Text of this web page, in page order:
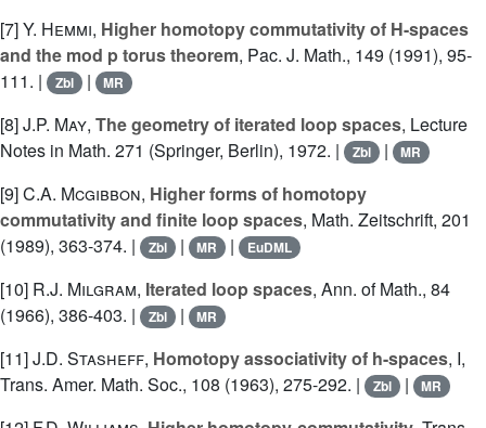
[7]Y. Hemmi, Higher homotopy commutativity of H-spaces
and the mod p torus theorem, Pac. J. Math., 149 (1991), 95-
111. |
Zbl | MR
[8]J.P. May, The geometry of iterated loop spaces, Lecture
Notes in Math. 271 (Springer, Berlin), 1972. |
Zbl | MR
[9]C.A. Mcgibbon, Higher forms of homotopy
commutativity and finite loop spaces, Math. Zeitschrift, 201
(1989), 363-374. |
Zbl | MR | EuDML
[10] R.J. Milgram, Iterated loop spaces, Ann. of Math., 84
(1966), 386-403. |
Zbl | MR
[11]J.D. Stasheff, Homotopy associativity of h-spaces, I,
Trans. Amer. Math. Soc., 108 (1963), 275-292. |
Zbl | MR